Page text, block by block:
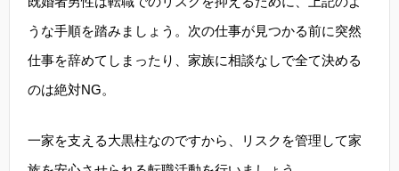
うな手順を踏みましょう。次の仕事が見つかる前に突然
仕事を辞めてしまったり、家族に相談なしで全て決める
のは絶対NG。
一家を支える大黒柱なのですから、リスクを管理して家